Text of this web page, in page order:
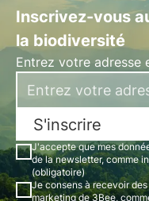
Inscrivez-vous
la biodiversité
Entrez votre adresse
S'inscrire
J'accepte que mes
de la newsletter, comme
(obligatoire)
Je consens à recevoir
marketing de 3Bee,